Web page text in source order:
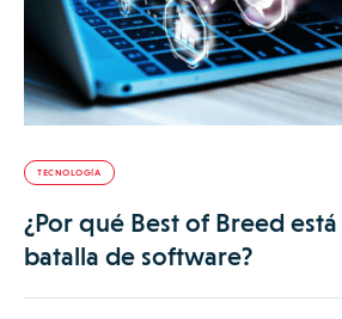
TECNOLOGÍA
¿Por qué Best of Breed
batalla de software?